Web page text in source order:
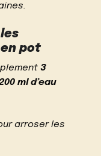
pot
3
ml d’eau
arroser les